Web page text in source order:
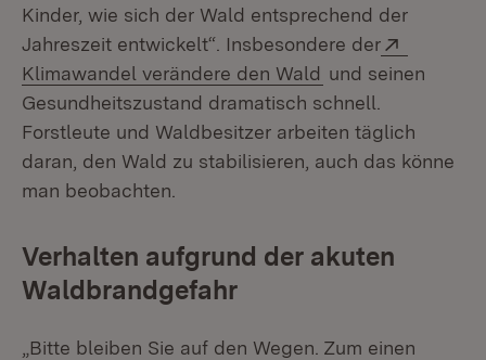
Kinder, wie sich der Wald entsprechend der
Jahreszeit entwickelt“. Insbesondere der
Klimawandel verändere den Wald (Öffnet in neuem
und seinen
Gesundheitszustand dramatisch schnell.
Forstleute und Waldbesitzer arbeiten täglich
daran, den Wald zu stabilisieren, auch das könne
man beobachten.
Verhalten aufgrund der akuten
Waldbrandgefahr
„Bitte bleiben Sie auf den Wegen. Zum einen